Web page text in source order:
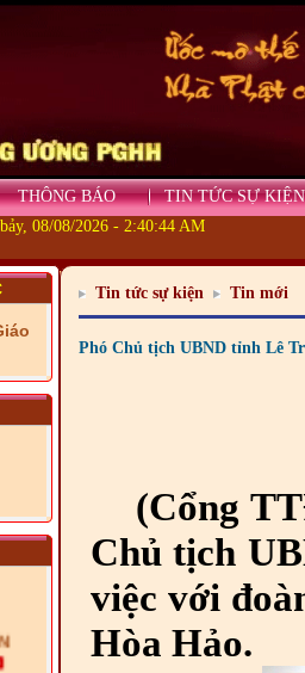
THÔNG BÁO
TIN TỨC SỰ KIỆN
08/08/2026 - 2:40:44 AM
Tin tức sự kiện Tin mới
Phó Chủ tịch UBND tỉnh Lê
(Cổng
Chủ tịch
việc với
Hòa Hảo.